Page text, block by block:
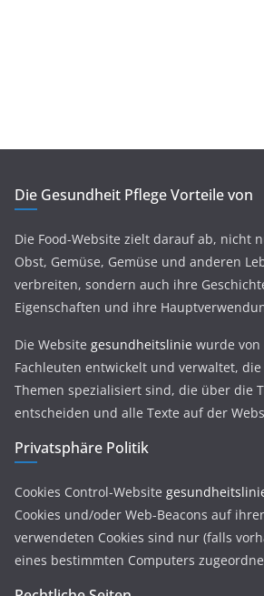
Die Gesundheit Pflege Vorteile von
Die Food-Website zielt darauf ab, nicht
Obst, Gemüse, Gemüse und anderen
verbreiten, sondern auch ihre
Eigenschaften und ihre
Die Website gesundheitslinie wurde von
Fachleuten entwickelt und verwaltet,
Themen spezialisiert sind, die über die
entscheiden und alle Texte auf der
Privatsphäre Politik
Cookies Control-Website
Cookies und/oder Web-Beacons auf
verwendeten Cookies sind nur (falls
eines bestimmten Computers